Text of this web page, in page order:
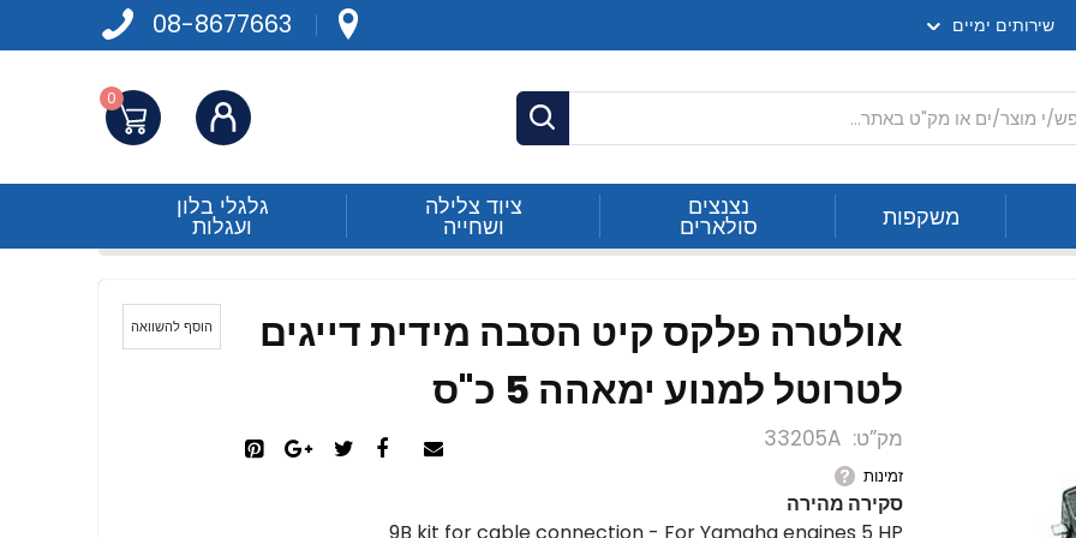
08-8677663 שירותים ימיים
חפש
התחברות 0
משקפות נצנצים
סולארים
ציוד צלילה
ושחייה
גלגלי בלון
ועגלות דייגים לטרוטל למנוע ימאהה 5 כ"ס
אולטרה פלקס קיט הסבה מידית דייגים
לטרוטל למנוע ימאהה 5 כ"ס
מק”ט 33205A
זמינות
סקירה מהירה
הוסף להשוואה